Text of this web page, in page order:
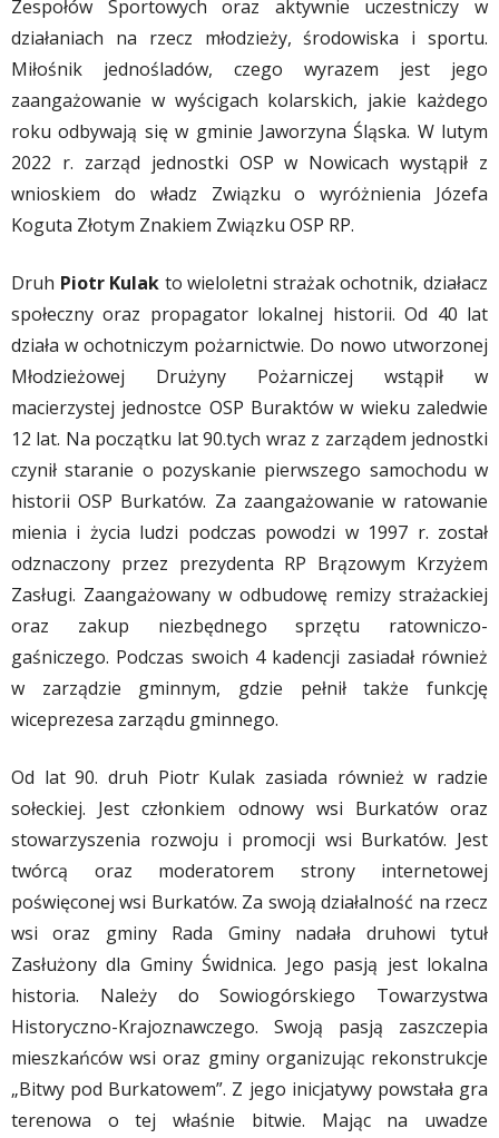
Zespołów Sportowych oraz aktywnie uczestniczy w
działaniach na rzecz młodzieży, środowiska i sportu.
Miłośnik jednośladów, czego wyrazem jest jego
zaangażowanie w wyścigach kolarskich, jakie każdego
roku odbywają się w gminie Jaworzyna Śląska. W lutym
2022 r. zarząd jednostki OSP w Nowicach wystąpił z
wnioskiem do władz Związku o wyróżnienia Józefa
Koguta Złotym Znakiem Związku OSP RP.
Druh Piotr Kulak to wieloletni strażak ochotnik, działacz
społeczny oraz propagator lokalnej historii. Od 40 lat
działa w ochotniczym pożarnictwie. Do nowo utworzonej
Młodzieżowej Drużyny Pożarniczej wstąpił w
macierzystej jednostce OSP Buraktów w wieku zaledwie
12 lat. Na początku lat 90.tych wraz z zarządem jednostki
czynił staranie o pozyskanie pierwszego samochodu w
historii OSP Burkatów. Za zaangażowanie w ratowanie
mienia i życia ludzi podczas powodzi w 1997 r. został
odznaczony przez prezydenta RP Brązowym Krzyżem
Zasługi. Zaangażowany w odbudowę remizy strażackiej
oraz zakup niezbędnego sprzętu ratowniczo-
gaśniczego. Podczas swoich 4 kadencji zasiadał również
w zarządzie gminnym, gdzie pełnił także funkcję
wiceprezesa zarządu gminnego.
Od lat 90. druh Piotr Kulak zasiada również w radzie
sołeckiej. Jest członkiem odnowy wsi Burkatów oraz
stowarzyszenia rozwoju i promocji wsi Burkatów. Jest
twórcą oraz moderatorem strony internetowej
poświęconej wsi Burkatów. Za swoją działalność na rzecz
wsi oraz gminy Rada Gminy nadała druhowi tytuł
Zasłużony dla Gminy Świdnica. Jego pasją jest lokalna
historia. Należy do Sowiogórskiego Towarzystwa
Historyczno-Krajoznawczego. Swoją pasją zaszczepia
mieszkańców wsi oraz gminy organizując rekonstrukcje
„Bitwy pod Burkatowem”. Z jego inicjatywy powstała gra
terenowa o tej właśnie bitwie. Mając na uwadze